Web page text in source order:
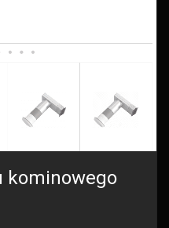
kominowego